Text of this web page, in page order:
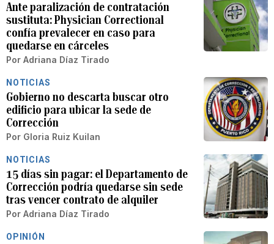
Ante paralización de contratación
sustituta: Physician Correctional
confía prevalecer en caso para
quedarse en cárceles
Por Adriana Díaz Tirado
NOTICIAS
Gobierno no descarta buscar otro
edificio para ubicar la sede de
Corrección
Por Gloria Ruiz Kuilan
NOTICIAS
15 días sin pagar: el Departamento de
Corrección podría quedarse sin sede
tras vencer contrato de alquiler
Por Adriana Díaz Tirado
OPINIÓN